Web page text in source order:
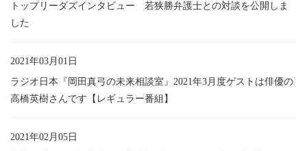
トップリーダズインタビュー 若狭勝弁護士との対談を公開しま
した
2021年03月01日
ラジオ日本『岡田真弓の未来相談室』2021年3月度ゲストは俳優の
高橋英樹さんです【レギュラー番組】
2021年02月05日